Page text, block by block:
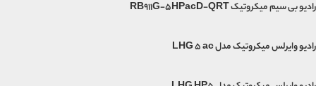
رادیو بی سیم میکروتیک RB911G-5HPacD-QRT
رادیو وایرلس میکروتیک مدل LHG 5 ac